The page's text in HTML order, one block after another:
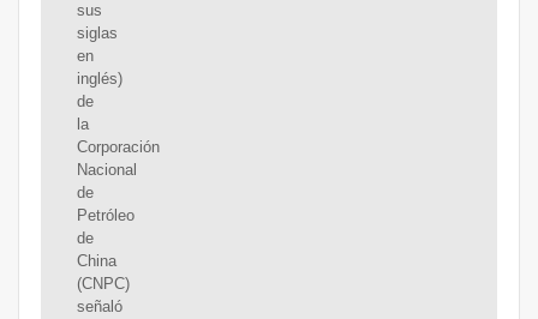
sus
siglas
en
inglés)
de
la
Corporación
Nacional
de
Petróleo
de
China
(CNPC)
señaló